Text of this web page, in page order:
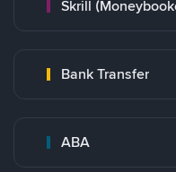
Skrill
Bank Transfer
ABA